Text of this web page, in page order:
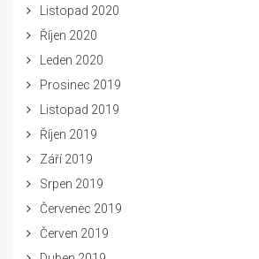
Listopad 2020
Říjen 2020
Leden 2020
Prosinec 2019
Listopad 2019
Říjen 2019
Září 2019
Srpen 2019
Červenec 2019
Červen 2019